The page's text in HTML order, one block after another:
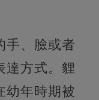
手、臉或者
達方式。貍
幼年時期被